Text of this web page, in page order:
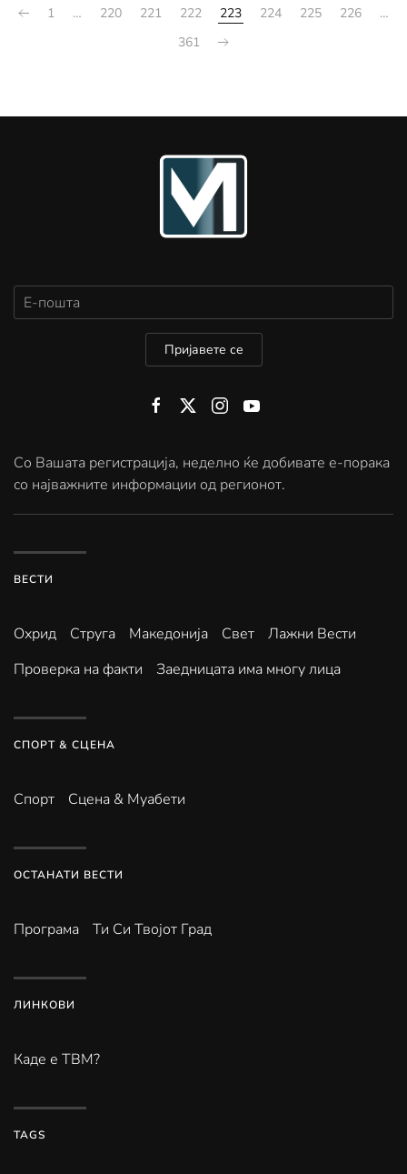
1 … 220 221 222 223 224 225 226
…
361
Пријавете се
Со Вашата регистрација, неделно ќе добивате е-порака
со најважните информации од регионот.
ВЕСТИ
Охрид Струга Македонија Свет
Лажни Вести
Проверка на факти
Заедницата има многу лица
СПОРТ & СЦЕНА
Спорт Сцена & Муабети
ОСТАНАТИ ВЕСТИ
Програма Ти Си Твојот Град
ЛИНКОВИ
Каде е ТВМ?
TAGS